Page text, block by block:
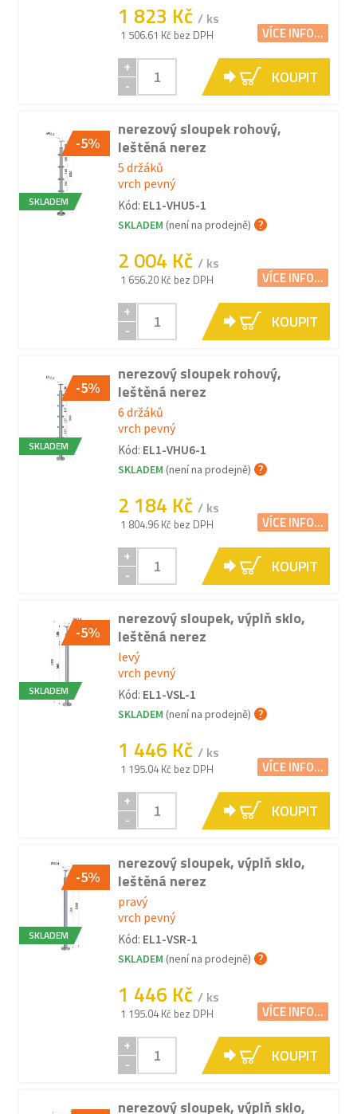
1 823 Kč / ks
1 506.61 Kč bez DPH VÍCE INFO...
+
-
KOUPIT
-5%
SKLADEM
nerezový sloupek rohový,
leštěná nerez
5 držáků
vrch pevný
Kód: EL1-VHU5-1
SKLADEM (není na prodejně)
2 004 Kč / ks
1 656.20 Kč bez DPH VÍCE INFO...
+
-
KOUPIT
-5%
SKLADEM
nerezový sloupek rohový,
leštěná nerez
6 držáků
vrch pevný
Kód: EL1-VHU6-1
SKLADEM (není na prodejně)
2 184 Kč / ks
1 804.96 Kč bez DPH VÍCE INFO...
+
-
KOUPIT
-5%
SKLADEM
nerezový sloupek, výplň sklo,
leštěná nerez
levý
vrch pevný
Kód: EL1-VSL-1
SKLADEM (není na prodejně)
1 446 Kč / ks
1 195.04 Kč bez DPH VÍCE INFO...
+
-
KOUPIT
-5%
SKLADEM
nerezový sloupek, výplň sklo,
leštěná nerez
pravý
vrch pevný
Kód: EL1-VSR-1
SKLADEM (není na prodejně)
1 446 Kč / ks
1 195.04 Kč bez DPH VÍCE INFO...
+
-
KOUPIT
nerezový sloupek, výplň sklo,